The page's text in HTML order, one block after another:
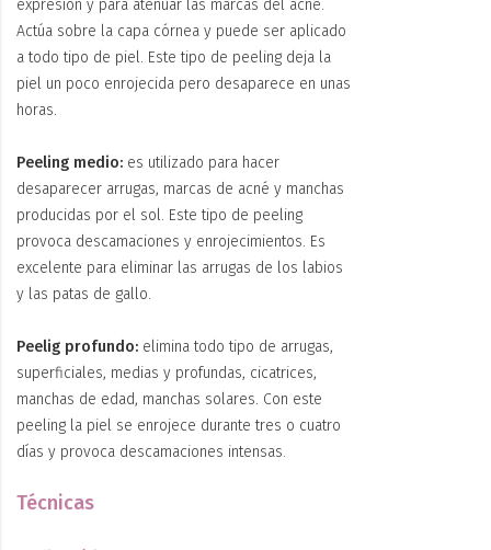
expresión y para atenuar las marcas del acné.
Actúa sobre la capa córnea y puede ser aplicado
a todo tipo de piel. Este tipo de peeling deja la
piel un poco enrojecida pero desaparece en unas
horas.
Peeling medio: es utilizado para hacer
desaparecer arrugas, marcas de acné y manchas
producidas por el sol. Este tipo de peeling
provoca descamaciones y enrojecimientos. Es
excelente para eliminar las arrugas de los labios
y las patas de gallo.
Peelig profundo: elimina todo tipo de arrugas,
superficiales, medias y profundas, cicatrices,
manchas de edad, manchas solares. Con este
peeling la piel se enrojece durante tres o cuatro
días y provoca descamaciones intensas.
Técnicas